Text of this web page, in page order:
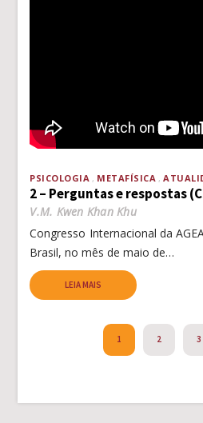
PSICOLOGIA METAFÍSICA
2 – Perguntas e respostas
V.M. Kwen Khan Khu
Congresso Internacional da
Brasil, no mês de maio de…
LEIA MAIS
1 2 3